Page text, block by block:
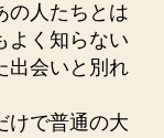
の人たちとは
よく知らない
出会いと別れ
けで普通の大